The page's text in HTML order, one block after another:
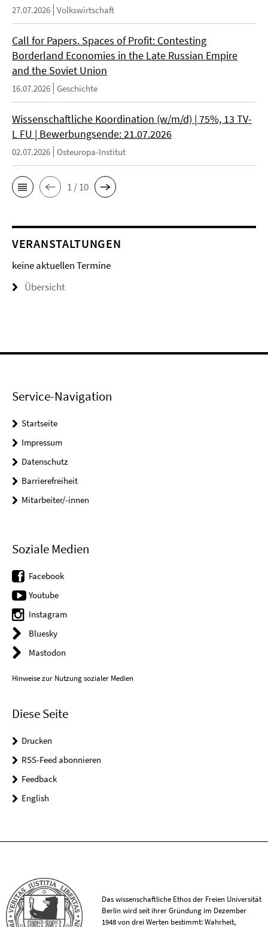
27.07.2026 Volkswirtschaft
Call for Papers. Spaces of Profit: Contesting
Borderland Economies in the Late Russian Empire
and the Soviet Union
16.07.2026 Geschichte
Wissenschaftliche Koordination (w/m/d) | 75%, 13 TV-
L FU | Bewerbungsende: 21.07.2026
02.07.2026 Osteuropa-Institut
1 / 10
VERANSTALTUNGEN
keine aktuellen Termine
Übersicht
Service-Navigation
Startseite
Impressum
Datenschutz
Barrierefreiheit
Mitarbeiter/-innen
Soziale Medien
Facebook
Youtube
Instagram
Bluesky
Mastodon
Hinweise zur Nutzung sozialer Medien
Diese Seite
Drucken
RSS-Feed abonnieren
Feedback
English
Das wissenschaftliche Ethos der Freien Universität
Berlin wird seit ihrer Gründung im Dezember
1948 von drei Werten bestimmt: Wahrheit,